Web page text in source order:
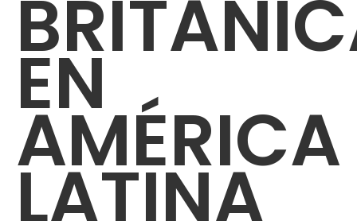
EN
AMÉRICA
LATINA